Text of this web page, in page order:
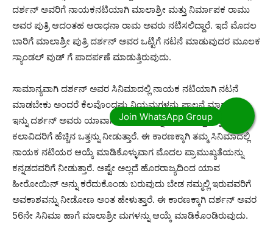
ದರ್ಶನ್ ಅವರಿಗೆ ನಾಯಕನಟಿಯಾಗಿ ಮಾಲಾಶ್ರೀ ಮತ್ತು ನಿರ್ಮಾಪಕ ರಾಮು
ಅವರ ಪುತ್ರಿ ಆದಂತಹ ಆರಾಧನಾ ರಾಮ ಅವರು ನಟಿಸಲಿದ್ದಾರೆ. ಇದೆ ಮೊದಲ
ಬಾರಿಗೆ ಮಾಲಾಶ್ರೀ ಪುತ್ರಿ ದರ್ಶನ್ ಅವರ ಒಟ್ಟಿಗೆ ನಟನೆ ಮಾಡುವುದರ ಮೂಲಕ
ಸ್ಯಾಂಡಲ್ ವುಡ್ ಗೆ ಪಾದರ್ಪಣೆ ಮಾಡುತ್ತಿರುವುದು.
ಸಾಮಾನ್ಯವಾಗಿ ದರ್ಶನ್ ಅವರ ಸಿನಿಮಾದಲ್ಲಿ ನಾಯಕ ನಟಿಯಾಗಿ ನಟನೆ
ಮಾಡಬೇಕು ಅಂದರೆ ಕೆಲವೊಂದಷ್ಟು ನಿಯಮಗಳನ್ನು ಪಾಲನೆ ಮಾಡುತ್ತಾರೆ.
ಇನ್ನು ದರ್ಶನ್ ಅವರು ಯಾವಾಗಲೂ ಕೂಡ ಕನ್ನಡಿಗರಿಗೆ ಮತ್ತು ಕನ್ನಡ
ಕಲಾವಿದರಿಗೆ ಹೆಚ್ಚಿನ ಒತ್ತನ್ನು ನೀಡುತ್ತಾರೆ. ಈ ಕಾರಣಕ್ಕಾಗಿ ತಮ್ಮ ಸಿನಿಮಾದಲ್ಲಿ
ನಾಯಕ ನಟಿಯರ ಆಯ್ಕೆ ಮಾಡಿಕೊಳ್ಳುವಾಗ ಮೊದಲ ಪ್ರಾಮುಖ್ಯತೆಯನ್ನು
ಕನ್ನಡದವರಿಗೆ ನೀಡುತ್ತಾರೆ. ಅಷ್ಟೇ ಅಲ್ಲದೆ ಹೊರರಾಜ್ಯದಿಂದ ಯಾವ
ಹೀರೋಯಿನ್ ಅನ್ನು ಕರೆದುಕೊಂಡು ಬರುವುದು ಬೇಡ ನಮ್ಮಲ್ಲಿ ಇರುವವರಿಗೆ
ಅವಕಾಶವನ್ನು ನೀಡೋಣ ಅಂತ ಹೇಳುತ್ತಾರೆ. ಈ ಕಾರಣಕ್ಕಾಗಿ ದರ್ಶನ್ ಅವರ
56ನೇ ಸಿನಿಮಾ ಹಾಗೆ ಮಾಲಾಶ್ರೀ ಮಗಳನ್ನು ಆಯ್ಕೆ ಮಾಡಿಕೊಂಡಿರುವುದು.